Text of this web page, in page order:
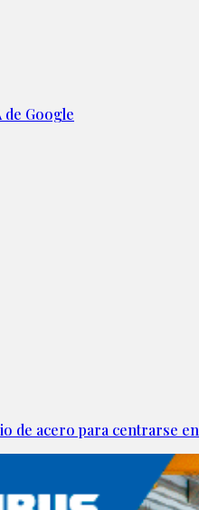
de Google
de acero para centrarse